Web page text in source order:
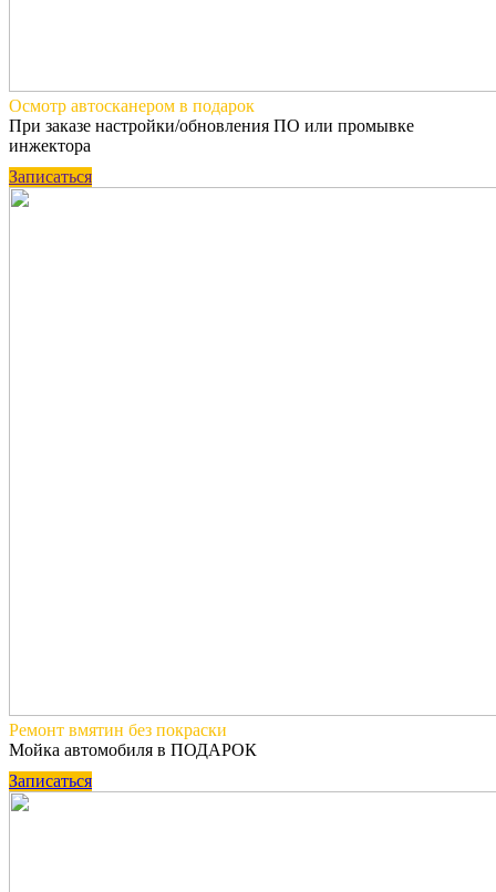
Осмотр автосканером в подарок
При заказе настройки/обновления ПО или промывке
инжектора
Записаться
Ремонт вмятин без покраски
Мойка автомобиля в ПОДАРОК
Записаться